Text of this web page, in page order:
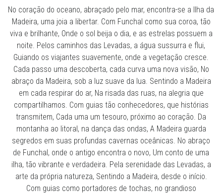
No coração do oceano, abraçado pelo mar, encontra-se a Ilha da
Madeira, uma joia a libertar. Com Funchal como sua coroa, tão
viva e brilhante, Onde o sol beija o dia, e as estrelas possuem a
noite. Pelos caminhos das Levadas, a água sussurra e flui,
Guiando os viajantes suavemente, onde a vegetação cresce.
Cada passo uma descoberta, cada curva uma nova visão, No
abraço da Madeira, sob a luz suave da lua. Sentindo a Madeira
em cada respirar do ar, Na risada das ruas, na alegria que
compartilhamos. Com guias tão conhecedores, que histórias
transmitem, Cada uma um tesouro, próximo ao coração. Da
montanha ao litoral, na dança das ondas, A Madeira guarda
segredos em suas profundas cavernas oceânicas. No abraço
de Funchal, onde o antigo encontra o novo, Um conto de uma
ilha, tão vibrante e verdadeira. Pela serenidade das Levadas, a
arte da própria natureza, Sentindo a Madeira, desde o início.
Com guias como portadores de tochas, no grandioso